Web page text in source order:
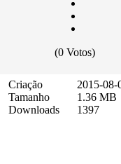
(0 Votos)
Criação
Tamanho
Downloads
2015-08-
1.36 MB
1397